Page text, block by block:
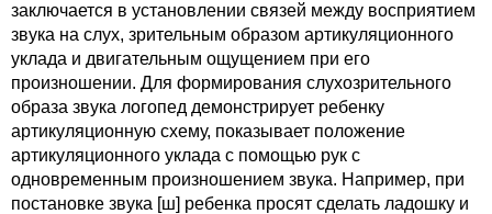
заключается в установлении связей между восприятием
звука на слух, зрительным образом артикуляционного
уклада и двигательным ощущением при его
произношении. Для формирования слухозрительного
образа звука логопед демонстрирует ребенку
артикуляционную схему, показывает положение
артикуляционного уклада с помощью рук с
одновременным произношением звука. Например, при
постановке звука [ш] ребенка просят сделать ладошку и